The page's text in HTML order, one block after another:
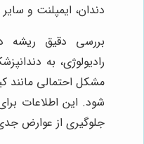
دندان، ایمپلنت و
بررسی دقیق ریشه
رادیولوژی، به
مشکل احتمالی مانند
شود. این اطلاعات
جلوگیری از عوارض